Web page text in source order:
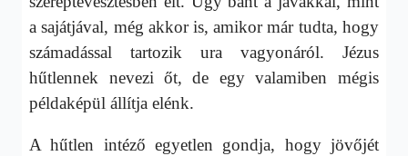
a sajátjával, még akkor is, amikor már tudta, hogy
számadással tartozik ura vagyonáról. Jézus
hűtlennek nevezi őt, de egy valamiben mégis
példaképül állítja elénk.
A hűtlen intéző egyetlen gondja, hogy jövőjét